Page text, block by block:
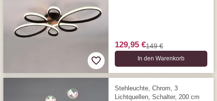
129,95 €149 €
In den Warenkorb
Stehleuchte, Chrom, 3
Lichtquellen, Schalter, 200 cm